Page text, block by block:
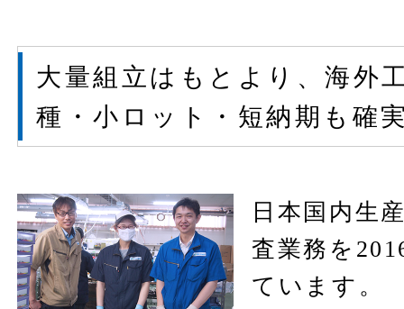
大量組立はもとより、海外
種・小ロット・短納期も確
日本国内生
査業務を
ています。